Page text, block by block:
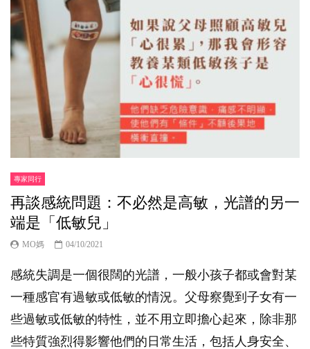
專家同行
再談感統問題：不必然是高敏，光譜的另一
端是「低敏兒」
MO媽 04/10/2021
感統失調是一個很闊的光譜，一般小孩子都或會對某
一種感官有過敏或低敏的情況。父母察覺到子女有一
些過敏或低敏的特性，並不用立即擔心起來，除非那
些特質強烈得影響他們的日常生活，包括人身安全、